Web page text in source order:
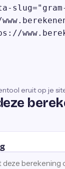
eruit op je